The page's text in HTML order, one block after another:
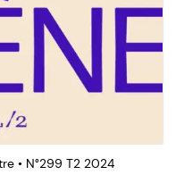
• N°299 T2 2024